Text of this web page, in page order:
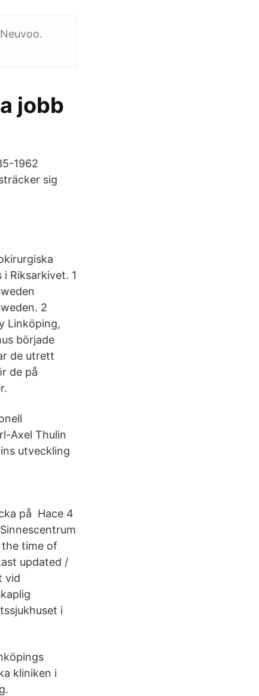
jobb
1962
sig
Riksarkivet. 1
2
Linköping,
började
de utrett
de på
Axel Thulin
utveckling
på Hace 4
time of
updated /
vid
i
kliniken i